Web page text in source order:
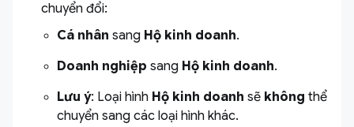
chuyển đổi:
Cá nhân sang Hộ kinh doanh.
Doanh nghiệp sang Hộ kinh doanh.
Lưu ý: Loại hình Hộ kinh doanh sẽ không thể
chuyển sang các loại hình khác.